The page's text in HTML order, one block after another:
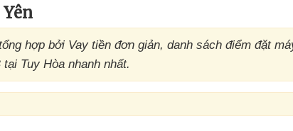
hợp bởi Vay tiền đơn giản, danh sách điểm đặt
Tuy Hòa nhanh nhất.